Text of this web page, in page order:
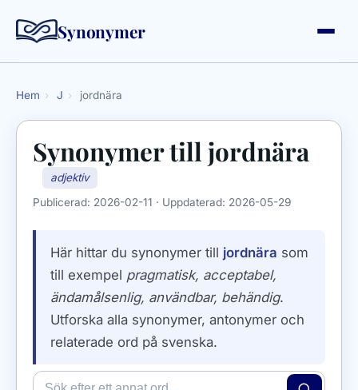
Synonymer
Hem › J › jordnära
Synonymer till jordnära
adjektiv
Publicerad: 2026-02-11 · Uppdaterad: 2026-05-29
Här hittar du synonymer till jordnära som
till exempel pragmatisk, acceptabel,
ändamålsenlig, användbar, behändig.
Utforska alla synonymer, antonymer och
relaterade ord på svenska.